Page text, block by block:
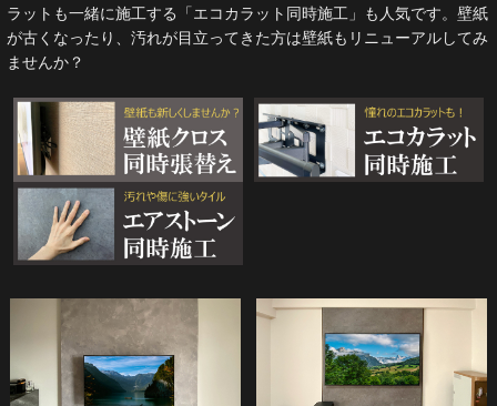
ラットも一緒に施工する「エコカラット同時施工」も人気です。壁紙
が古くなったり、汚れが目立ってきた方は壁紙もリニューアルしてみ
ませんか？